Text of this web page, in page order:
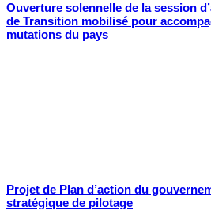
Ouverture solennelle de la session
de Transition mobilisé pour
mutations du pays
Projet de Plan d’action du
stratégique de pilotage